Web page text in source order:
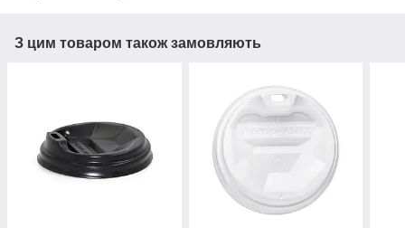
З цим товаром також замовляють